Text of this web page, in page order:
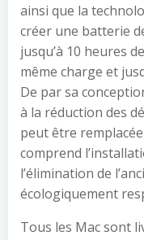
ainsi que la
créer une batterie
jusqu’à 10 heures
même charge et
De par sa
à la réduction des
peut être
comprend
l’élimination de
écologiquement
Tous les Mac sont